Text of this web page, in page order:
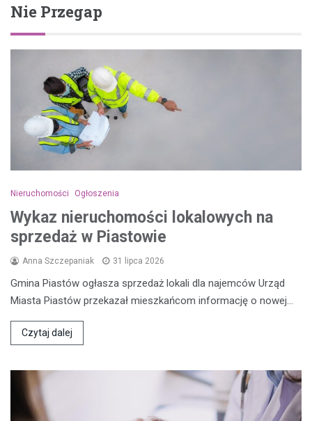
Nie Przegap
Nieruchomości Ogłoszenia
Wykaz nieruchomości lokalowych na
sprzedaż w Piastowie
Anna Szczepaniak 31 lipca 2026
Gmina Piastów ogłasza sprzedaż lokali dla najemców Urząd
Miasta Piastów przekazał mieszkańcom informację o nowej…
Czytaj dalej